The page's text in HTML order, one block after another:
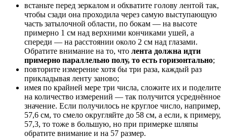
встаньте перед зеркалом и обхватите голову лентой так,
чтобы сзади она проходила через самую выступающую
часть затылочной области, по бокам — на высоте
примерно 1 см над верхними кончиками ушей, а
спереди — на расстоянии около 2 см над глазами.
Обратите внимание на то, что лента должна идти
примерно параллельно полу, то есть горизонтально;
повторите измерение хотя бы три раза, каждый раз
прикладывая ленту заново;
имея по крайней мере три числа, сложите их и поделите
на количество измерений — так получится усреднённое
значение. Если получилось не круглое число, например,
57,6 см, то смело округляйте до 58 см, а если, к примеру,
57,3, то тоже в большую, но при примерке шляпы
обратите внимание и на 57 размер.